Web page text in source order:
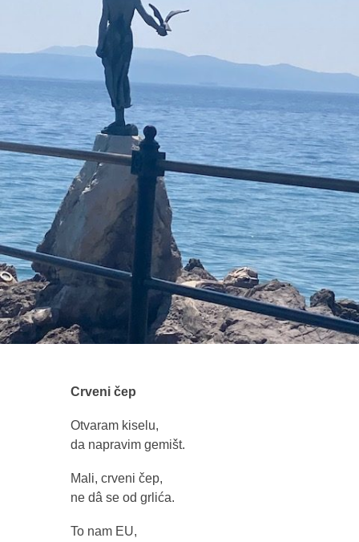
Crveni čep
Otvaram kiselu,
da napravim gemišt.
Mali, crveni čep,
ne dâ se od grlića.
To nam EU,